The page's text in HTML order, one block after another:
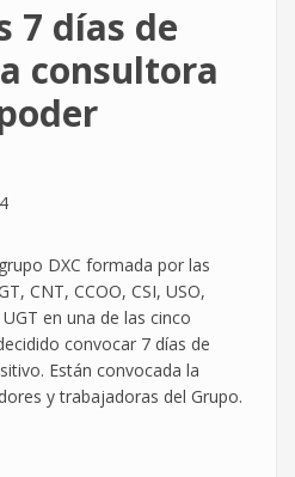
7 días de
consultora
DXC formada por las
CNT, CCOO, CSI, USO,
en una de las cinco
convocar 7 días de
Están convocada la
y trabajadoras del Grupo.